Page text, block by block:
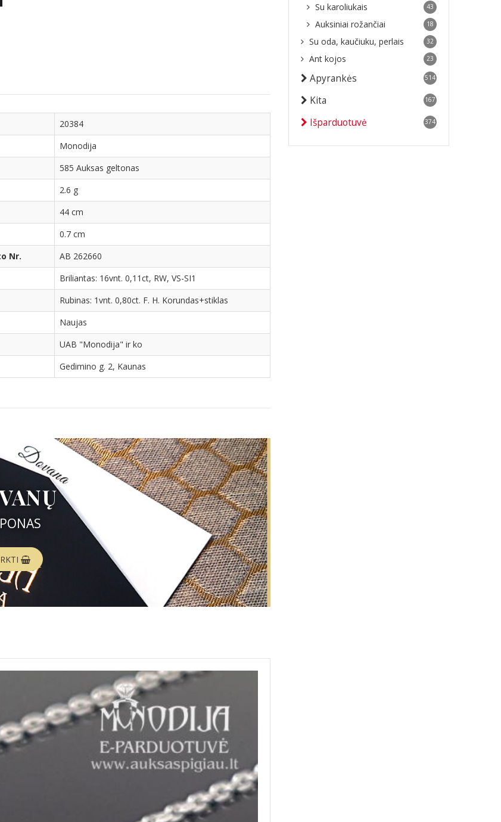
20384
Monodija
585 Auksas geltonas
2.6 g
44 cm
0.7 cm
Nr.
AB 262660
Briliantas: 16vnt. 0,11ct, RW, VS-SI1
Rubinas: 1vnt. 0,80ct. F. H. Korundas+stiklas
Naujas
UAB "Monodija" ir ko
Gedimino g. 2, Kaunas
Su karoliukais 43
Auksiniai rožančiai 18
Su oda, kaučiuku, perlais 32
Ant kojos 23
Apyrankės 514
Kita 167
Išparduotuvė 374